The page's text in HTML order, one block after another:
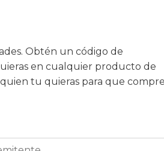
Obtén un código de
en cualquier producto de
tu quieras para que compre